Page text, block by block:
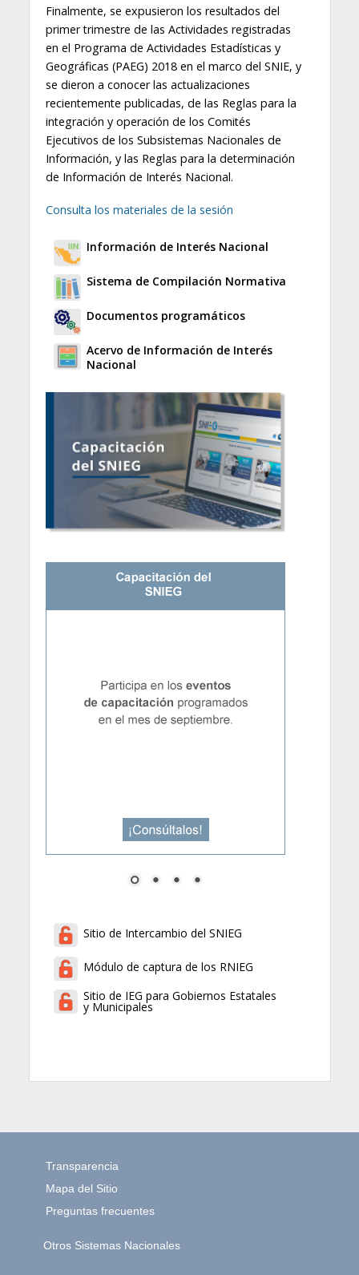
Finalmente, se expusieron los resultados del
primer trimestre de las Actividades registradas
en el Programa de Actividades Estadísticas y
Geográficas (PAEG) 2018 en el marco del SNIE, y
se dieron a conocer las actualizaciones
recientemente publicadas, de las Reglas para la
integración y operación de los Comités
Ejecutivos de los Subsistemas Nacionales de
Información, y las Reglas para la determinación
de Información de Interés Nacional.
Consulta los materiales de la sesión
Información de Interés Nacional
Sistema de Compilación Normativa
Documentos programáticos
Acervo de Información de Interés
Nacional
Sitio de Intercambio del SNIEG
Módulo de captura de los RNIEG
Sitio de IEG para Gobiernos Estatales
y Municipales
Transparencia
Mapa del Sitio
Preguntas frecuentes
Otros Sistemas Nacionales